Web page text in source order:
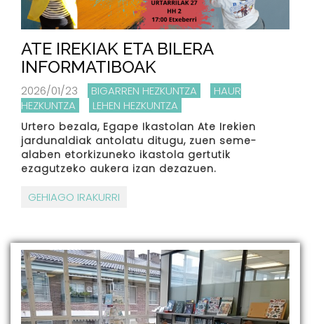
ATE IREKIAK ETA BILERA
INFORMATIBOAK
2026/01/23 BIGARREN HEZKUNTZA
HAUR
HEZKUNTZA
LEHEN HEZKUNTZA
Urtero bezala, Egape Ikastolan Ate Irekien
jardunaldiak antolatu ditugu, zuen seme-
alaben etorkizuneko ikastola gertutik
ezagutzeko aukera izan dezazuen.
GEHIAGO IRAKURRI